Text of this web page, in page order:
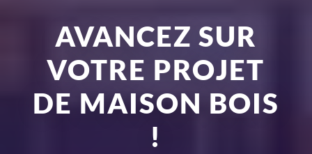
AVANCEZ SUR
VOTRE PROJET
DE MAISON BOIS
!